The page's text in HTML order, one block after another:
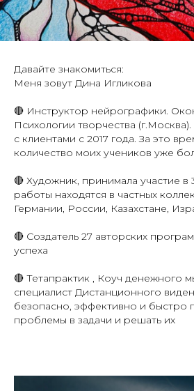
Давайте знакомиться:
Меня зовут Дина Игликова
🔴 Инструктор нейрографики.
Психологии творчества
с клиентами с 2017 года. За это
количество моих учеников уже
🔴 Художник, принимала участие в
работы находятся в частных
Германии, России, Казахстане,
🔴 Создатель 27 авторских
успеха
🔴 Тетапрактик , Коуч денежного
специалист Дистанционного
безопасно, эффективно и быстро
проблемы в задачи и решать их